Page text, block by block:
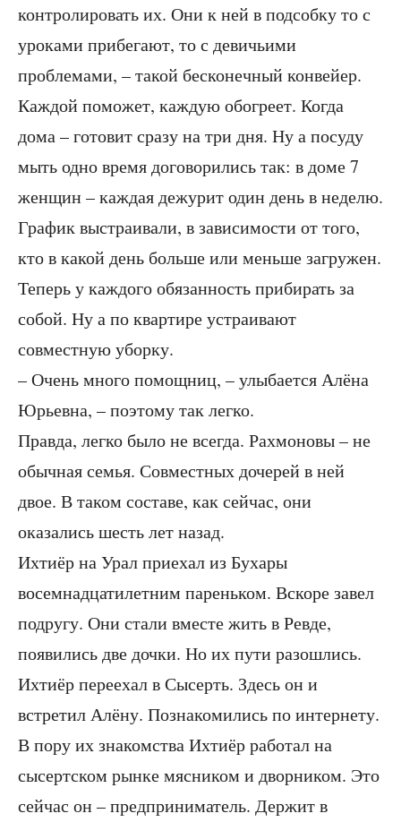
контролировать их. Они к ней в подсобку то с
уроками прибегают, то с девичьими
проблемами, – такой бесконечный конвейер.
Каждой поможет, каждую обогреет. Когда
дома – готовит сразу на три дня. Ну а посуду
мыть одно время договорились так: в доме 7
женщин – каждая дежурит один день в неделю.
График выстраивали, в зависимости от того,
кто в какой день больше или меньше загружен.
Теперь у каждого обязанность прибирать за
собой. Ну а по квартире устраивают
совместную уборку.
– Очень много помощниц, – улыбается Алёна
Юрьевна, – поэтому так легко.
Правда, легко было не всегда. Рахмоновы – не
обычная семья. Совместных дочерей в ней
двое. В таком составе, как сейчас, они
оказались шесть лет назад.
Ихтиёр на Урал приехал из Бухары
восемнадцатилетним пареньком. Вскоре завел
подругу. Они стали вместе жить в Ревде,
появились две дочки. Но их пути разошлись.
Ихтиёр переехал в Сысерть. Здесь он и
встретил Алёну. Познакомились по интернету.
В пору их знакомства Ихтиёр работал на
сысертском рынке мясником и дворником. Это
сейчас он – предприниматель. Держит в